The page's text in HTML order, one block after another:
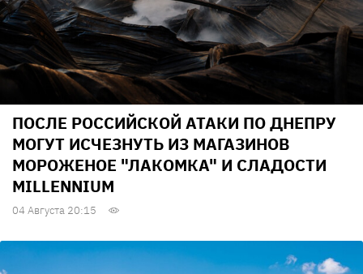
ПОСЛЕ РОССИЙСКОЙ АТАКИ ПО ДНЕПРУ
МОГУТ ИСЧЕЗНУТЬ ИЗ МАГАЗИНОВ
МОРОЖЕНОЕ "ЛАКОМКА" И СЛАДОСТИ
MILLENNIUM
04 Августа 20:15